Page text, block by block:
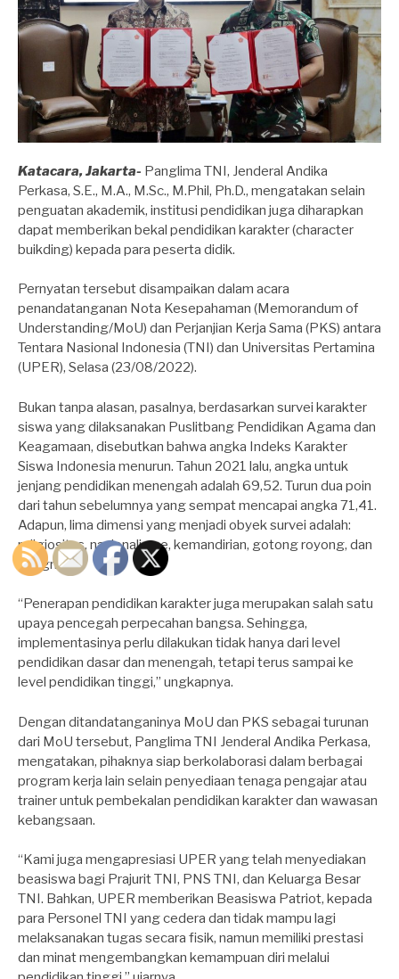
Katacara, Jakarta- Panglima TNI, Jenderal Andika
Perkasa, S.E., M.A., M.Sc., M.Phil, Ph.D., mengatakan selain
penguatan akademik, institusi pendidikan juga diharapkan
dapat memberikan bekal pendidikan karakter (character
buikding) kepada para peserta didik.
Pernyatan tersebut disampaikan dalam acara
penandatanganan Nota Kesepahaman (Memorandum of
Understanding/MoU) dan Perjanjian Kerja Sama (PKS) antara
Tentara Nasional Indonesia (TNI) dan Universitas Pertamina
(UPER), Selasa (23/08/2022).
Bukan tanpa alasan, pasalnya, berdasarkan survei karakter
siswa yang dilaksanakan Puslitbang Pendidikan Agama dan
Keagamaan, disebutkan bahwa angka Indeks Karakter
Siswa Indonesia menurun. Tahun 2021 lalu, angka untuk
jenjang pendidikan menengah adalah 69,52. Turun dua poin
dari tahun sebelumnya yang sempat mencapai angka 71,41.
Adapun, lima dimensi yang menjadi obyek survei adalah:
religiositas, nasionalisme, kemandirian, gotong royong, dan
integritas.
“Penerapan pendidikan karakter juga merupakan salah satu
upaya pencegah perpecahan bangsa. Sehingga,
implementasinya perlu dilakukan tidak hanya dari level
pendidikan dasar dan menengah, tetapi terus sampai ke
level pendidikan tinggi,” ungkapnya.
Dengan ditandatanganinya MoU dan PKS sebagai turunan
dari MoU tersebut, Panglima TNI Jenderal Andika Perkasa,
mengatakan, pihaknya siap berkolaborasi dalam berbagai
program kerja lain selain penyediaan tenaga pengajar atau
trainer untuk pembekalan pendidikan karakter dan wawasan
kebangsaan.
“Kami juga mengapresiasi UPER yang telah menyediakan
beasiswa bagi Prajurit TNI, PNS TNI, dan Keluarga Besar
TNI. Bahkan, UPER memberikan Beasiswa Patriot, kepada
para Personel TNI yang cedera dan tidak mampu lagi
melaksanakan tugas secara fisik, namun memiliki prestasi
dan minat mengembangkan kemampuan diri melalui